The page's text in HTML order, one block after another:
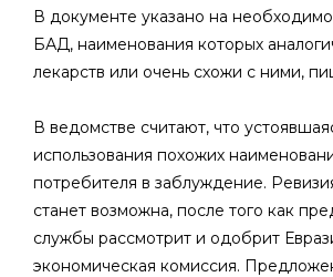
В документе указано на
БАД, наименования которых
лекарств или очень схожи с ними,
В ведомстве считают, что
использования похожих
потребителя в заблуждение.
станет возможна, после того как
службы рассмотрит и одобрит
экономическая комиссия.